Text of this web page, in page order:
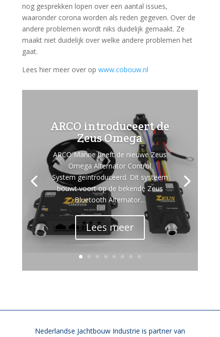
nog gesprekken lopen over een aantal issues,
waaronder corona worden als reden gegeven. Over de
andere problemen wordt niks duidelijk gemaakt. Ze
maakt niet duidelijk over welke andere problemen het
gaat.
Lees hier meer over op www.cobouw.nl
ARCO introduceert de
Zeus Omega
ARCO Marine heeft de nieuwe Zeus
Omega Alternator Control
System geïntroduceerd. Dit systeem
bouwt voort op de bekende Zeus
Bluetooth Alternator...
Lees meer
Nederlandse Jachtbouw Industrie is partner van